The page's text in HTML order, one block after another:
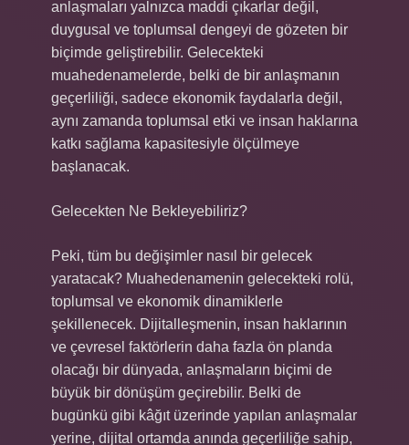
anlaşmaları yalnızca maddi çıkarlar değil,
duygusal ve toplumsal dengeyi de gözeten bir
biçimde geliştirebilir. Gelecekteki
muahedenamelerde, belki de bir anlaşmanın
geçerliliği, sadece ekonomik faydalarla değil,
aynı zamanda toplumsal etki ve insan haklarına
katkı sağlama kapasitesiyle ölçülmeye
başlanacak.
Gelecekten Ne Bekleyebiliriz?
Peki, tüm bu değişimler nasıl bir gelecek
yaratacak? Muahedenamenin gelecekteki rolü,
toplumsal ve ekonomik dinamiklerle
şekillenecek. Dijitalleşmenin, insan haklarının
ve çevresel faktörlerin daha fazla ön planda
olacağı bir dünyada, anlaşmaların biçimi de
büyük bir dönüşüm geçirebilir. Belki de
bugünkü gibi kâğıt üzerinde yapılan anlaşmalar
yerine, dijital ortamda anında geçerliliğe sahip,